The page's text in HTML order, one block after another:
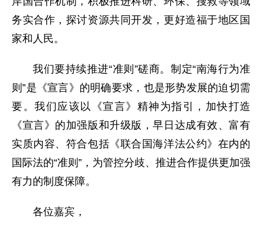
务实合作，探讨资源共同开发，更好造福于地区国
家和人民。
我们要持续推进“准则”磋商。制定“南海行为准
则”是《宣言》的明确要求，也是形势发展的迫切需
要。我们应该以《宣言》精神为指引，加快打造
《宣言》的加强版和升级版，早日达成有效、富有
实质内容、符合包括《联合国海洋法公约》在内的
国际法的“准则”，为管控分歧、推进合作提供更加强
有力的制度保障。
各位嘉宾，